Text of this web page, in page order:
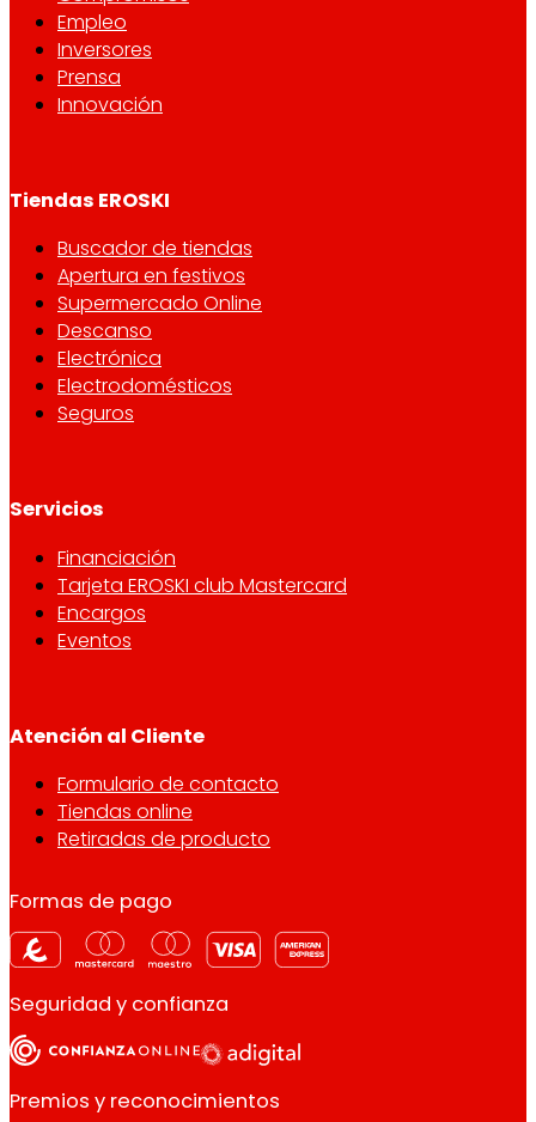
Empleo
Inversores
Prensa
Innovación
Tiendas EROSKI
Buscador de tiendas
Apertura en festivos
Supermercado Online
Descanso
Electrónica
Electrodomésticos
Seguros
Servicios
Financiación
Tarjeta EROSKI club Mastercard
Encargos
Eventos
Atención al Cliente
Formulario de contacto
Tiendas online
Retiradas de producto
Formas de pago
Seguridad y confianza
Premios y reconocimientos